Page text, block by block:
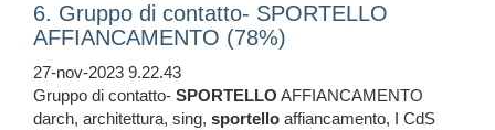
6. Gruppo di contatto- SPORTELLO
AFFIANCAMENTO (78%)
27-nov-2023 9.22.43
Gruppo di contatto- SPORTELLO AFFIANCAMENTO
darch, architettura, sing, sportello affiancamento, I CdS